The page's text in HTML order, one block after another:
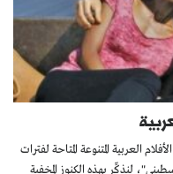
العربية المتنوعة المتاحة لفترات
لنذكِّر بهذه الكنوز المخفية